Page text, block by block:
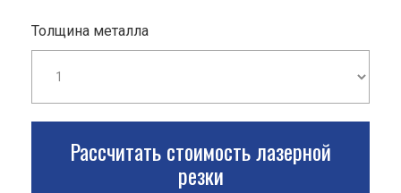
Толщина металла
Рассчитать стоимость лазерной
резки